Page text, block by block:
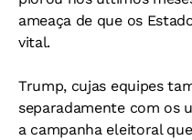
ameaça de que os
vital.
Trump, cujas equipes
separadamente com os
a campanha eleitoral